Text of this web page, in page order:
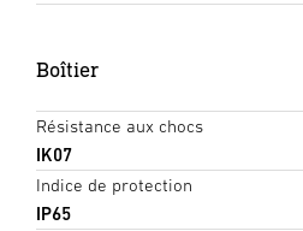
Boîtier
Résistance aux chocs
IK07
Indice de protection
IP65